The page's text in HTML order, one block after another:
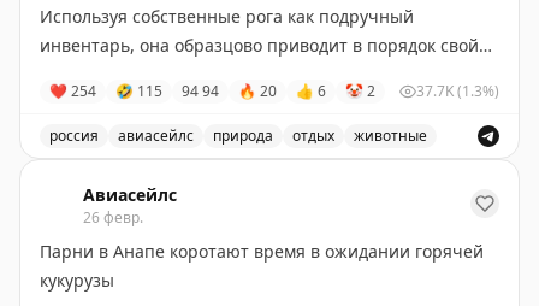
Используя собственные рога как подручный
инвентарь, она образцово приводит в порядок свой
Многие мужчины, обременённые кабинетными
заботами, наверняка позавидовали бы такой пышной
шевелюре. А рогам, наверное, не позавидовали бы.
🛫 Подписаться на Авиасейлс
❤ 254 🤣 115 9494 🔥 20 👍 6 🤡2 37.7K(1.3%)
россия авиасейлс природа отдых животные
Авиасейлс
26 февр.
Парни в Анапе коротают время в ожидании горячей
кукурузы